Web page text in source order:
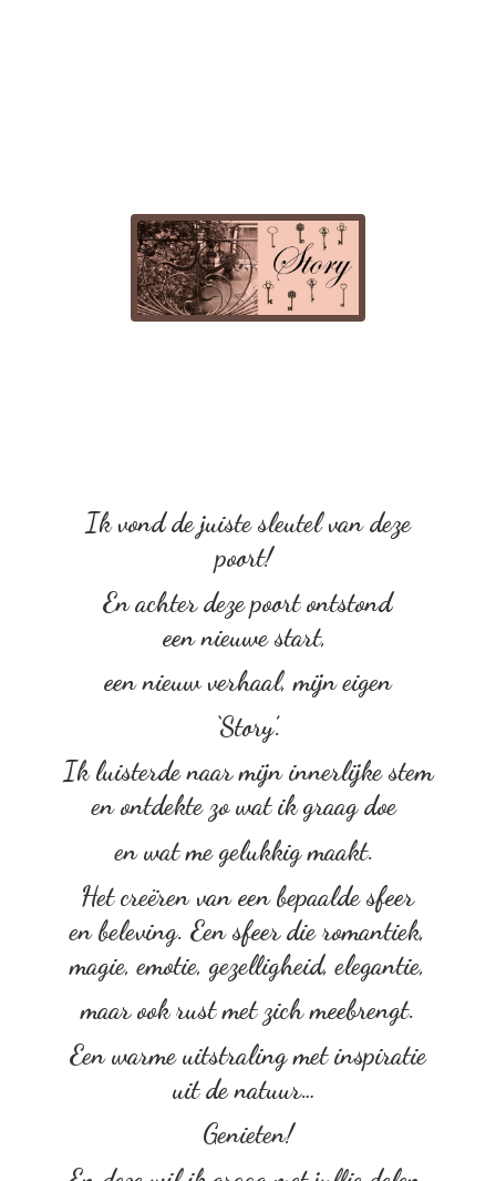
Ik vond de juiste sleutel van deze
poort!
En achter deze poort ontstond
een nieuwe start,
een nieuw verhaal, mijn eigen
‘Story’.
Ik luisterde naar mijn innerlijke stem
en ontdekte zo wat ik graag doe
en wat me gelukkig maakt.
Het creëren van een bepaalde sfeer
en beleving. Een sfeer die romantiek,
magie, emotie, gezelligheid, elegantie,
maar ook rust met zich meebrengt.
Een warme uitstraling met inspiratie
uit de natuur…
Genieten!